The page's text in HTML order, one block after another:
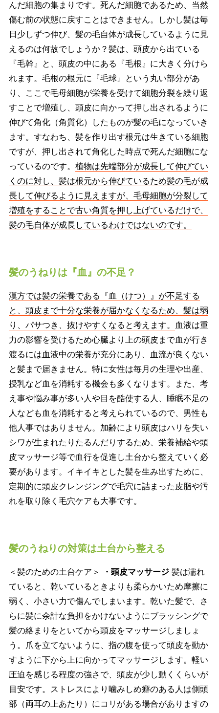
んだ細胞の集まりです。死んだ細胞であるため、当然
傷む前の状態に戻すことはできません。しかし髪は毎
日少しずつ伸び、髪の毛自体が成長しているように見
えるのは何故でしょうか？髪は、頭皮から出ている
『毛幹』と、頭皮の中にある『毛根』に大きく分けら
れます。毛根の根元に『毛球』という丸い部分があ
り、ここで毛母細胞が栄養を受けて細胞分裂を繰り返
すことで増殖し、頭皮に向かって押し出されるように
伸びて角化（角質化）したものが髪の毛になっていき
ます。すなわち、髪を作り出す根元は生きている細胞
ですが、押し出されて角化した時点で死んだ細胞にな
っているのです。 植物は先端部分が成長して伸びてい
くのに対し、髪は根元から伸びているため髪の毛が成
長して伸びるように見えますが、毛母細胞が分裂して
増殖をすることで古い角質を押し上げているだけで、
髪の毛自体が成長しているわけではないのです。
髪のうねりは『血』の不足？
漢方では髪の栄養である『血（けつ）』が不足する
と、頭皮まで十分な栄養が届かなくなるため、髪は弱
り、パサつき、抜けやすくなると考えます。
血液は重
力の影響を受けるため心臓より上の頭皮まで血が行き
渡るには血液中の栄養が充分にあり、血流が良くない
と髪まで届きません。特に女性は毎月の生理や出産、
授乳など血を消耗する機会も多くなります。また、考
え事や悩み事が多い人や目を酷使する人、睡眠不足の
人なども血を消耗すると考えられているので、男性も
他人事ではありません。加齢により頭皮はハリを失い
シワが生まれたりたるんだりするため、栄養補給や頭
皮マッサージ等で血行を促進し土台から整えていく必
要があります。イキイキとした髪を生み出すために、
定期的に頭皮クレンジングで毛穴に詰まった皮脂や汚
れを取り除く毛穴ケアも大事です。
髪のうねりの対策は土台から整える
＜髪のための土台ケア＞ ・頭皮マッサージ髪は濡れ
ていると、乾いているときよりも柔らかいため摩擦に
弱く、小さい力で傷んでしまいます。乾いた髪で、さ
らに髪に余計な負担をかけないようにブラッシングで
髪の絡まりをといてから頭皮をマッサージしましょ
う。爪を立てないように、指の腹を使って頭皮を動か
すように下から上に向かってマッサージします。軽い
圧迫を感じる程度の強さで、頭皮が少し動くくらいが
目安です。ストレスにより噛みしめ癖のある人は側頭
部（両耳の上あたり）にコリがある場合がありますの